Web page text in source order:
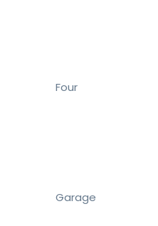
Four
Garage